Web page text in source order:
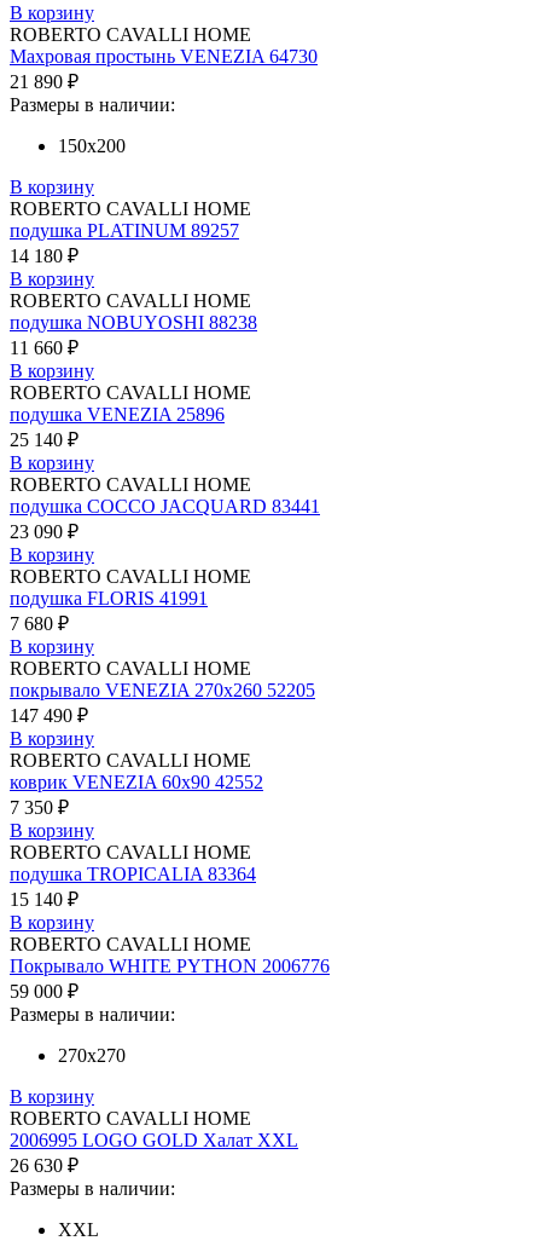
В корзину
ROBERTO CAVALLI HOME
Махровая простынь VENEZIA 64730
21 890 ₽
Размеры в наличии:
150х200
В корзину
ROBERTO CAVALLI HOME
подушка PLATINUM 89257
14 180 ₽
В корзину
ROBERTO CAVALLI HOME
подушка NOBUYOSHI 88238
11 660 ₽
В корзину
ROBERTO CAVALLI HOME
подушка VENEZIA 25896
25 140 ₽
В корзину
ROBERTO CAVALLI HOME
подушка COCCO JACQUARD 83441
23 090 ₽
В корзину
ROBERTO CAVALLI HOME
подушка FLORIS 41991
7 680 ₽
В корзину
ROBERTO CAVALLI HOME
покрывало VENEZIA 270х260 52205
147 490 ₽
В корзину
ROBERTO CAVALLI HOME
коврик VENEZIA 60х90 42552
7 350 ₽
В корзину
ROBERTO CAVALLI HOME
подушка TROPICALIA 83364
15 140 ₽
В корзину
ROBERTO CAVALLI HOME
Покрывало WHITE PYTHON 2006776
59 000 ₽
Размеры в наличии:
270x270
В корзину
ROBERTO CAVALLI HOME
2006995 LOGO GOLD Халат XXL
26 630 ₽
Размеры в наличии:
XXL